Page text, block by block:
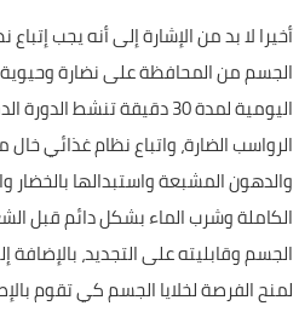
أخيرا لا بد من الإشارة إلى أنه يجب
الجسم من المحافظة على نضارة وحيوية
اليومية لمدة 30 دقيقة
الرواسب الضارة، واتباع نظام غذائي
والدهون المشبعة واستبدالها بالخضار
الكاملة وشرب الماء بشكل دائم قبل
لمنح الفرصة لخلايا الجسم كي تقوم